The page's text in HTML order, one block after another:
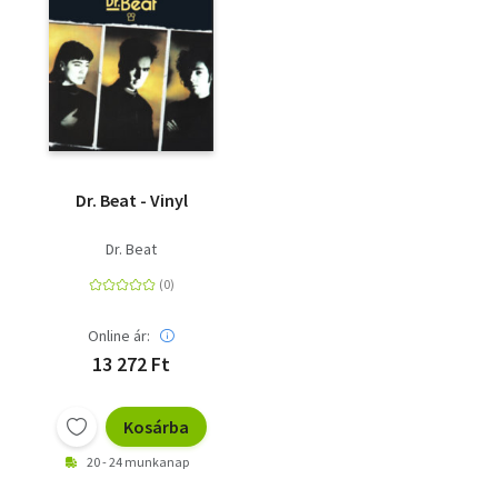
Természettudomány
Történelem
Vallás
Dr. Beat - Vinyl
Dr. Beat
Online ár:
13 272 Ft
Kosárba
20 - 24 munkanap